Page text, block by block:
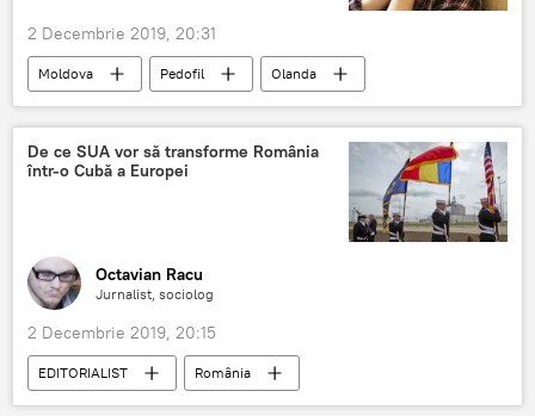
2 Decembrie 2019, 20:31
Moldova Pedofil
Olanda
Justiție
Procuratura
De ce SUA vor să transforme România
într-o Cubă a Europei
Octavian Racu
Jurnalist, sociolog
2 Decembrie 2019, 20:15
EDITORIALIST România